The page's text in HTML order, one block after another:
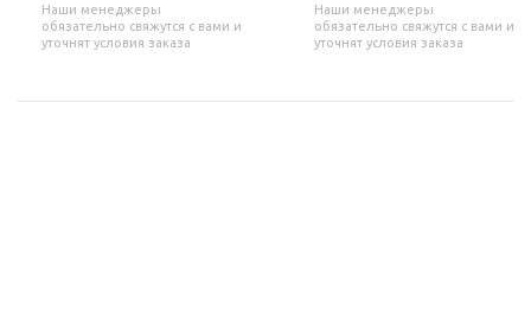
Наши менеджеры
обязательно свяжутся с вами и
уточнят условия заказа
Наши менеджеры
обязательно свяжутся с вами и
уточнят условия заказа